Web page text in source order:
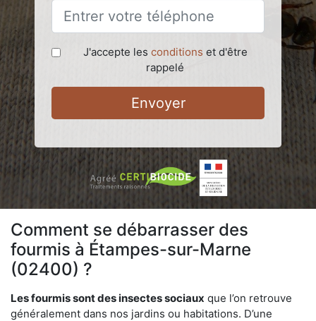
J'accepte les conditions et d'être
rappelé
Envoyer
Comment se débarrasser des
fourmis à Étampes-sur-Marne
(02400) ?
Les fourmis sont des insectes sociaux que l’on retrouve
généralement dans nos jardins ou habitations. D’une